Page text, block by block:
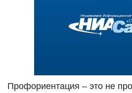
Профориентация – это не